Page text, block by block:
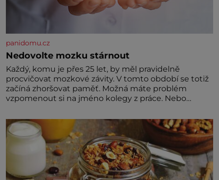
panidomu.cz
Nedovolte mozku stárnout
Každý, komu je přes 25 let, by měl pravidelně
procvičovat mozkové závity. V tomto období se totiž
začíná zhoršovat paměť. Možná máte problém
vzpomenout si na jméno kolegy z práce. Nebo
nedávno přečetli. Je to opravdu tak, s věkem jako
kdyby se paměť rozhodla stávkovat. Cvičte